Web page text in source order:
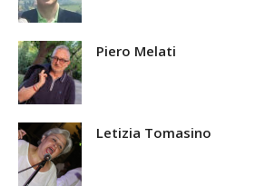
Piero Melati
Letizia Tomasino